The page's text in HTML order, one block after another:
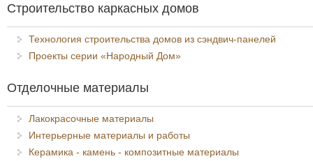
Строительство каркасных домов
Технология строительства домов из сэндвич-панелей
Проекты серии «Народный Дом»
Отделочные материалы
Лакокрасочные материалы
Интерьерные материалы и работы
Керамика - камень - композитные материалы